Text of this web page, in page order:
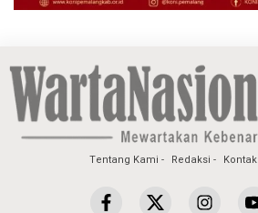
Tentang Kami Redaksi Kontak